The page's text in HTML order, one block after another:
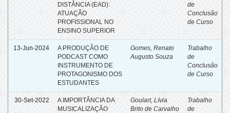
DISTÂNCIA (EAD):
ATUAÇÃO
PROFISSIONAL NO
ENSINO SUPERIOR
de
Conclusão
de Curso
13-Jun-2024
A PRODUÇÃO DE
PODCAST COMO
INSTRUMENTO DE
PROTAGONISMO DOS
ESTUDANTES
Gomes, Renato
Augusto Souza
Trabalho
de
Conclusão
de Curso
30-Set-2022
A IMPORTÂNCIA DA
MUSICALIZAÇÃO
Goulart, Lívia
Brito de Carvalho
Trabalho
de